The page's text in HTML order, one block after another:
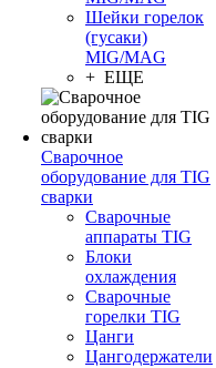
Шейки горелок
(гусаки)
MIG/MAG
+ ЕЩЕ
Сварочное
оборудование для TIG
сварки
Сварочные
аппараты TIG
Блоки
охлаждения
Сварочные
горелки TIG
Цанги
Цангодержатели